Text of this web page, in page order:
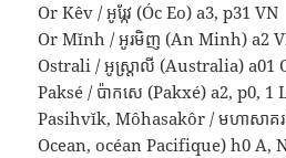
Or Kêv / អូរ្កែវ (Óc Eo) a3, p31 VN
Or Mĭnh / អូរមិញ (An Minh) a2
Ostrali / អូស្ត្រាលី (Australia) a01
Paksé / ប៉ាកសេ (Pakxé) a2, p0, 1
Pasihvĭk, Môhasakôr / មហាសាគ
Ocean, océan Pacifique) h0 A,